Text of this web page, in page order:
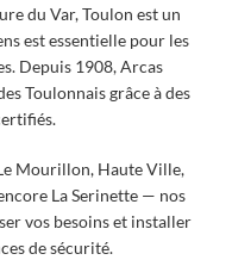
du Var, Toulon est un
est essentielle pour les
Depuis 1908, Arcas
Toulonnais grâce à des
Mourillon, Haute Ville,
La Serinette — nos
vos besoins et installer
de sécurité.